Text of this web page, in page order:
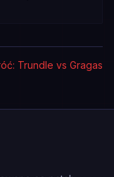
Trundle vs Gragas